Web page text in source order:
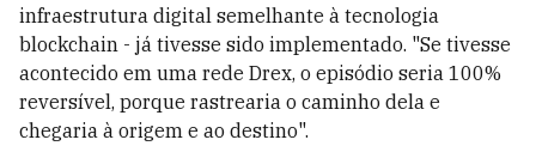
infraestrutura digital semelhante à tecnologia
blockchain - já tivesse sido implementado. "Se tivesse
acontecido em uma rede Drex, o episódio seria 100%
reversível, porque rastrearia o caminho dela e
chegaria à origem e ao destino".